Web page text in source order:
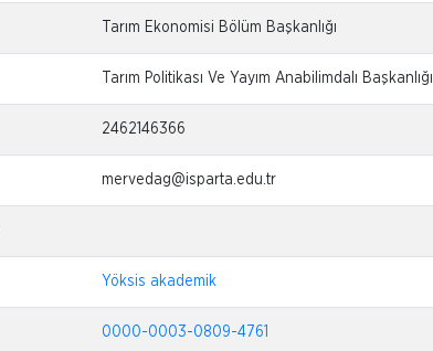
Tarım Ekonomisi Bölüm Başkanlığı
Tarım Politikası Ve Yayım Anabilimdalı Başkanlığı
2462146366
mervedag@isparta.edu.tr
Yöksis akademik
0000-0003-0809-4761